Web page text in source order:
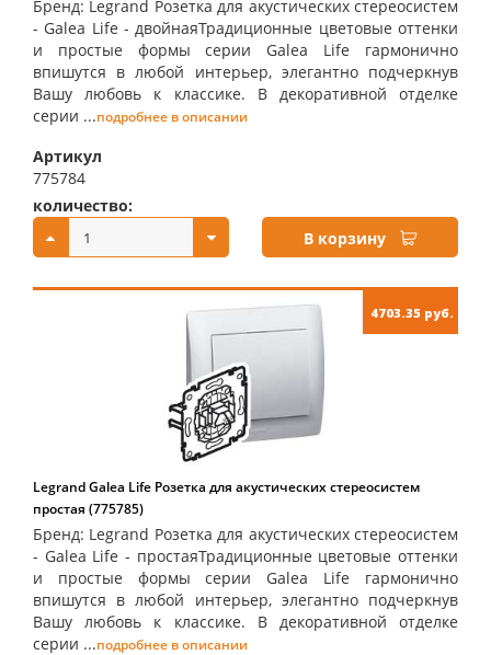
Бренд: Legrand Розетка для акустических стереосистем
- Galea Life - двойнаяТрадиционные цветовые оттенки
и простые формы серии Galea Life гармонично
впишутся в любой интерьер, элегантно подчеркнув
Вашу любовь к классике. В декоративной отделке
серии ...подробнее в описании
Артикул
775784
количество:
В корзину
4703.35 руб.
Legrand Galea Life Розетка для акустических стереосистем
простая (775785)
Бренд: Legrand Розетка для акустических стереосистем
- Galea Life - простаяТрадиционные цветовые оттенки
и простые формы серии Galea Life гармонично
впишутся в любой интерьер, элегантно подчеркнув
Вашу любовь к классике. В декоративной отделке
серии ...подробнее в описании